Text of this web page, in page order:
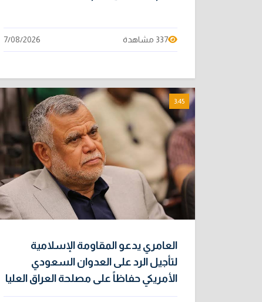
337 مشاهدة 7/08/2026
3:45
العامري يدعو المقاومة الإسلامية
لتأجيل الرد على العدوان السعودي
الأمريكي حفاظاً على مصلحة العراق العليا